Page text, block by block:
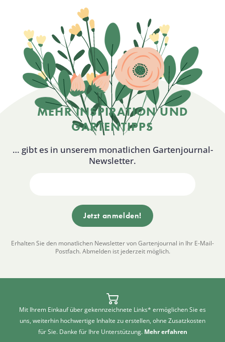
MEHR INSPIRATION UND
GARTENTIPPS
… gibt es in unserem monatlichen Gartenjournal-
Newsletter.
Erhalten Sie den monatlichen Newsletter von Gartenjournal in Ihr E-Mail-
Postfach. Abmelden ist jederzeit möglich.
Mit Ihrem Einkauf über gekennzeichnete Links* ermöglichen Sie es
uns, weiterhin hochwertige Inhalte zu erstellen, ohne Zusatzkosten
für Sie. Danke für Ihre Unterstützung. Mehr erfahren